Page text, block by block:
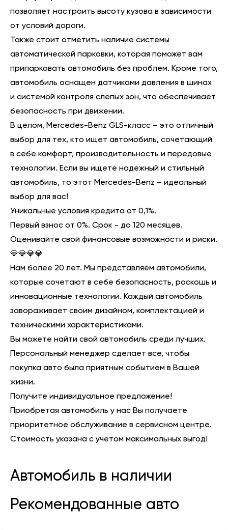
позволяет настроить высоту кузова в зависимости
от условий дороги.
Также стоит отметить наличие системы
автоматической парковки, которая поможет вам
припарковать автомобиль без проблем. Кроме того,
автомобиль оснащен датчиками давления в шинах
и системой контроля слепых зон, что обеспечивает
безопасность при движении.
В целом, Mercedes-Benz GLS-класс – это отличный
выбор для тех, кто ищет автомобиль, сочетающий
в себе комфорт, производительность и передовые
технологии. Если вы ищете надежный и стильный
автомобиль, то этот Mercedes-Benz – идеальный
выбор для вас!
Уникальные условия кредита от 0,1%.
Первый взнос от 0%. Срок - до 120 месяцев.
Оценивайте свой финансовые возможности и риски.
💎💎💎💎
Нам более 20 лет. Мы представляем автомобили,
которые сочетают в себе безопасность, роскошь и
инновационные технологии. Каждый автомобиль
завораживает своим дизайном, комплектацией и
техническими характеристиками.
Вы можете найти свой автомобиль среди лучших.
Персональный менеджер сделает все, чтобы
покупка авто была приятным событием в Вашей
жизни.
Получите индивидуальное предложение!
Приобретая автомобиль у нас Вы получаете
приоритетное обслуживание в сервисном центре.
Стоимость указана с учетом максимальных выгод!
Автомобиль в наличии
Рекомендованные авто